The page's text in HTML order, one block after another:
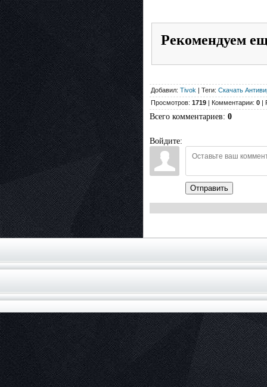
Рекомендуем
Добавил: Tivok | Теги: Скачать
Просмотров: 1719 | Комментарии: 0 |
Всего комментариев: 0
Войдите:
Отправить